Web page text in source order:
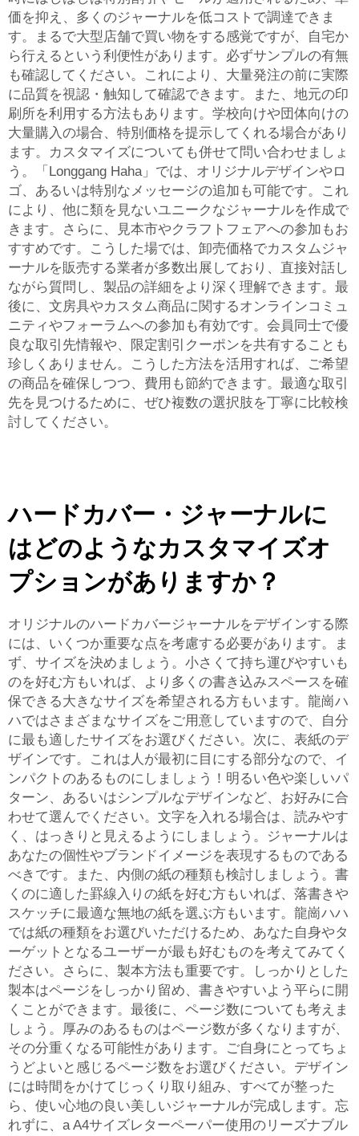
価を抑え、多くのジャーナルを低コストで調達できま
す。まるで大型店舗で買い物をする感覚ですが、自宅か
ら行えるという利便性があります。必ずサンプルの有無
も確認してください。これにより、大量発注の前に実際
に品質を視認・触知して確認できます。また、地元の印
刷所を利用する方法もあります。学校向けや団体向けの
大量購入の場合、特別価格を提示してくれる場合があり
ます。カスタマイズについても併せて問い合わせましょ
う。「Longgang Haha」では、オリジナルデザインやロ
ゴ、あるいは特別なメッセージの追加も可能です。これ
により、他に類を見ないユニークなジャーナルを作成で
きます。さらに、見本市やクラフトフェアへの参加もお
すすめです。こうした場では、卸売価格でカスタムジャ
ーナルを販売する業者が多数出展しており、直接対話し
ながら質問し、製品の詳細をより深く理解できます。最
後に、文房具やカスタム商品に関するオンラインコミュ
ニティやフォーラムへの参加も有効です。会員同士で優
良な取引先情報や、限定割引クーポンを共有することも
珍しくありません。こうした方法を活用すれば、ご希望
の商品を確保しつつ、費用も節約できます。最適な取引
先を見つけるために、ぜひ複数の選択肢を丁寧に比較検
討してください。
ハードカバー・ジャーナルに
はどのようなカスタマイズオ
プションがありますか？
オリジナルのハードカバージャーナルをデザインする際
には、いくつか重要な点を考慮する必要があります。ま
ず、サイズを決めましょう。小さくて持ち運びやすいも
のを好む方もいれば、より多くの書き込みスペースを確
保できる大きなサイズを希望される方もいます。龍崗ハ
ハではさまざまなサイズをご用意していますので、自分
に最も適したサイズをお選びください。次に、表紙のデ
ザインです。これは人が最初に目にする部分なので、イ
ンパクトのあるものにしましょう！明るい色や楽しいパ
ターン、あるいはシンプルなデザインなど、お好みに合
わせて選んでください。文字を入れる場合は、読みやす
く、はっきりと見えるようにしましょう。ジャーナルは
あなたの個性やブランドイメージを表現するものである
べきです。また、内側の紙の種類も検討しましょう。書
くのに適した罫線入りの紙を好む方もいれば、落書きや
スケッチに最適な無地の紙を選ぶ方もいます。龍崗ハハ
では紙の種類をお選びいただけるため、あなた自身やタ
ーゲットとなるユーザーが最も好むものを考えてみてく
ださい。さらに、製本方法も重要です。しっかりとした
製本はページをしっかり留め、書きやすいよう平らに開
くことができます。最後に、ページ数についても考えま
しょう。厚みのあるものはページ数が多くなりますが、
その分重くなる可能性があります。ご自身にとってちょ
うどよいと感じるページ数をお選びください。デザイン
には時間をかけてじっくり取り組み、すべてが整った
ら、使い心地の良い美しいジャーナルが完成します。忘
れずに、aA4サイズレターペーパー使用のリーズナブル